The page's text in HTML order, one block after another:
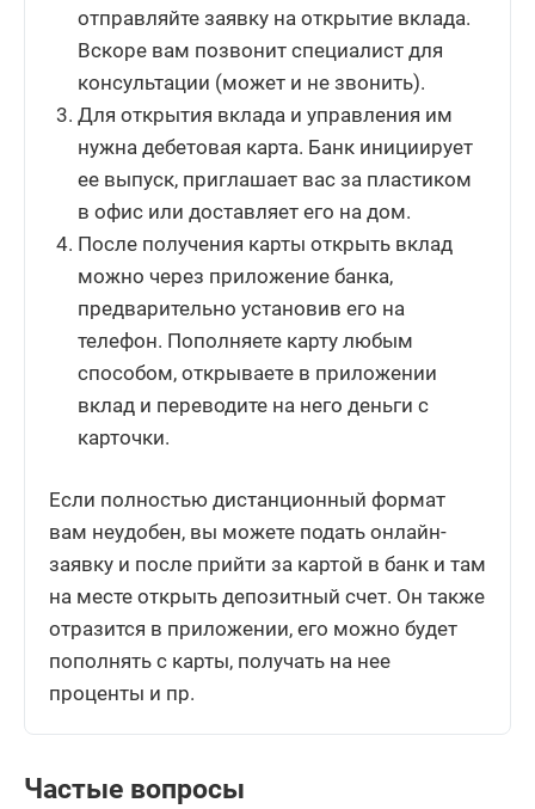
отправляйте заявку на открытие вклада.
Вскоре вам позвонит специалист для
консультации (может и не звонить).
Для открытия вклада и управления им
нужна дебетовая карта. Банк инициирует
ее выпуск, приглашает вас за пластиком
в офис или доставляет его на дом.
После получения карты открыть вклад
можно через приложение банка,
предварительно установив его на
телефон. Пополняете карту любым
способом, открываете в приложении
вклад и переводите на него деньги с
карточки.
Если полностью дистанционный формат
вам неудобен, вы можете подать онлайн-
заявку и после прийти за картой в банк и там
на месте открыть депозитный счет. Он также
отразится в приложении, его можно будет
пополнять с карты, получать на нее
проценты и пр.
Частые вопросы